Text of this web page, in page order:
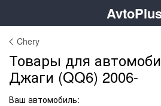
Chery
Товары для
Джаги (QQ6) 2006-
Ваш автомобиль: